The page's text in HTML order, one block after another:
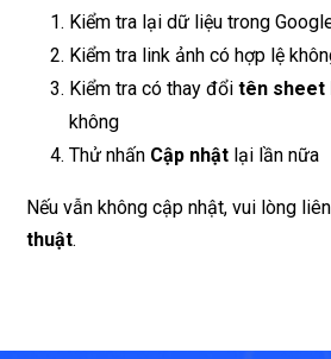
Kiểm tra lại dữ liệu trong
Kiểm tra link ảnh có hợp lệ
Kiểm tra có thay đổi tên sheet
không
Thử nhấn Cập nhật lại lần nữa
Nếu vẫn không cập nhật, vui lòng
thuật.